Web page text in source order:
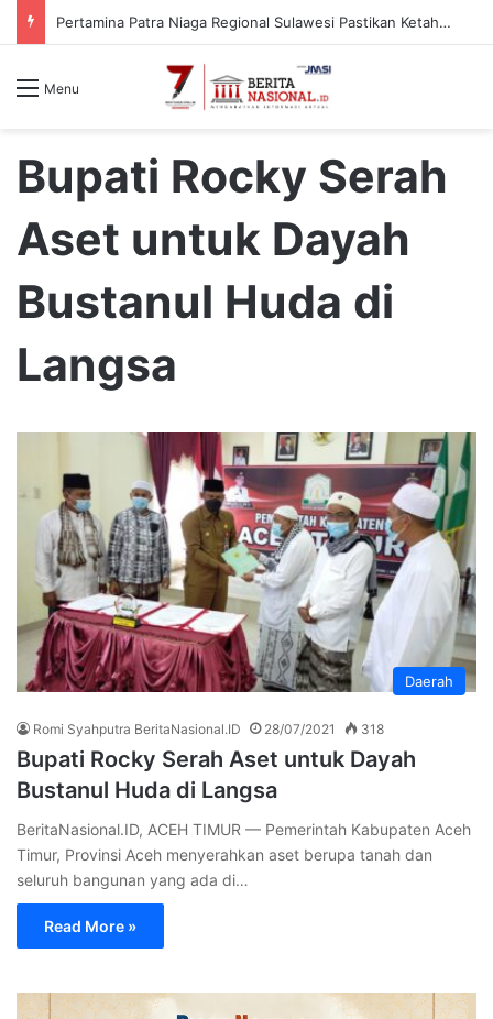
Pertamina Patra Niaga Regional Sulawesi Pastikan Ketahanan Stok BBM dan LPG 3 Kg di Bone
Menu
Bupati Rocky Serah
Aset untuk Dayah
Bustanul Huda di
Langsa
Daerah
Romi Syahputra BeritaNasional.ID 28/07/2021 318
Bupati Rocky Serah Aset untuk Dayah
Bustanul Huda di Langsa
BeritaNasional.ID, ACEH TIMUR — Pemerintah Kabupaten Aceh
Timur, Provinsi Aceh menyerahkan aset berupa tanah dan
seluruh bangunan yang ada di…
Read More »